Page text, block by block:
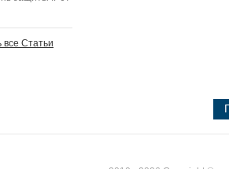
все Статьи